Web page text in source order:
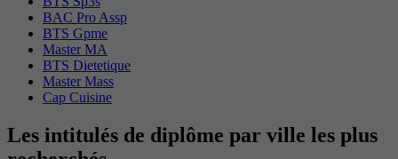
BAC Pro Assp
BTS Gpme
Master MA
BTS Dietetique
Master Mass
Cap Cuisine
Les intitulés de diplôme par ville les plus